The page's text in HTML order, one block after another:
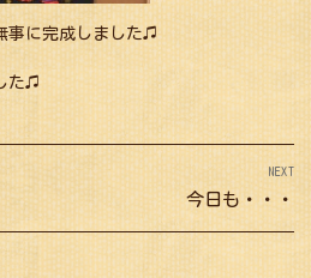
事に完成しました♫
た♫
NEXT
Next
post:
今日も・・・